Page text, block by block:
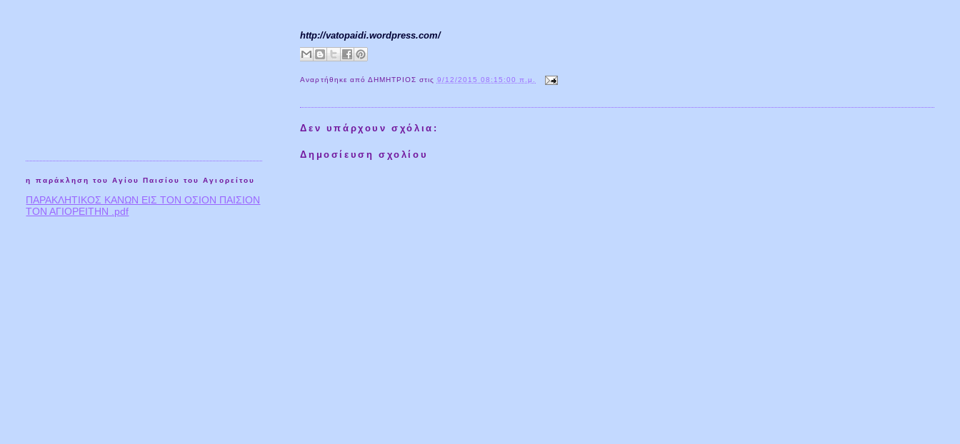
http://vatopaidi.wordpress.com/
Αναρτήθηκε από ΔΗΜΗΤΡΙΟΣ στις 9/12/2015 08:15:00 π.μ.
Δεν υπάρχουν σχόλια:
Δημοσίευση σχολίου
η παράκληση του Αγίου Παισίου του Αγιορείτου
ΠΑΡΑΚΛΗΤΙΚΟΣ ΚΑΝΩΝ ΕΙΣ ΤΟΝ ΟΣΙΟΝ ΠΑΙΣΙΟΝ
ΤΟΝ ΑΓΙΟΡΕΙΤΗΝ .pdf